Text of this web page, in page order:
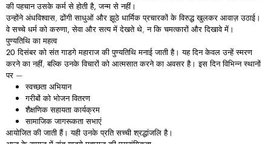
कीपहचानउसकेकर्मसेहोतीहै,जन्मसेनहीं।
उन्होंने अंधविश्वास, ढोंगी साधुओं और झूठे धार्मिक प्रचारकों के विरुद्ध खुलकर आवाज़ उठाई।
वे सच्चे धर्म कोकरुणा,सेवा औरसत्यमें देखते थे, न कि चमत्कारों और दिखावे में।
पुण्यतिथिकामहत्व
20दिसंबरको संत गाडगे महाराज की पुण्यतिथि मनाई जाती है। यह दिन केवल उन्हें स्मरण
करने का नहीं, बल्कि उनके विचारों को आत्मसात करने का अवसर है। इस दिन विभिन्न स्थानों
पर —
स्वच्छता अभियान
गरीबों को भोजन वितरण
शैक्षणिक सहायता कार्यक्रम
सामाजिक जागरूकता सभाएं
आयोजित की जाती हैं। यही उनके प्रति सच्ची श्रद्धांजलि है।